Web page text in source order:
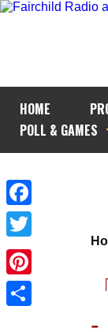
HOME
POLL & GAMES
Facebook
Twitter
Pinterest
-